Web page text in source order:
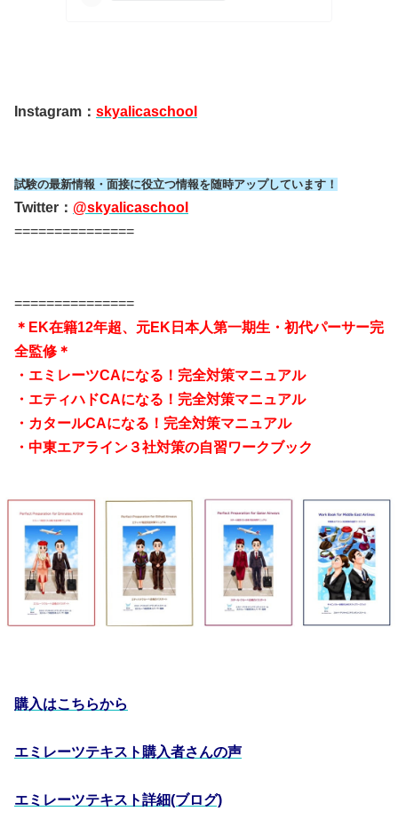
Instagram： skyalicaschool
試験の最新情報・面接に役立つ情報を随時アップしています！
Twitter： @skyalicaschool
===============
===============
＊EK在籍12年超、元EK日本人第一期生・ 初代パーサー完
全監修＊
・エミレーツCAになる！完全対策マニュアル
・エティハドCAになる！完全対策マニュアル
・カタールCAになる！完全対策マニュアル
・中東エアライン３社対策の自習ワークブック
購入はこちらから
エミレーツテキスト購入者さんの声
エミレーツテキスト詳細(ブログ)